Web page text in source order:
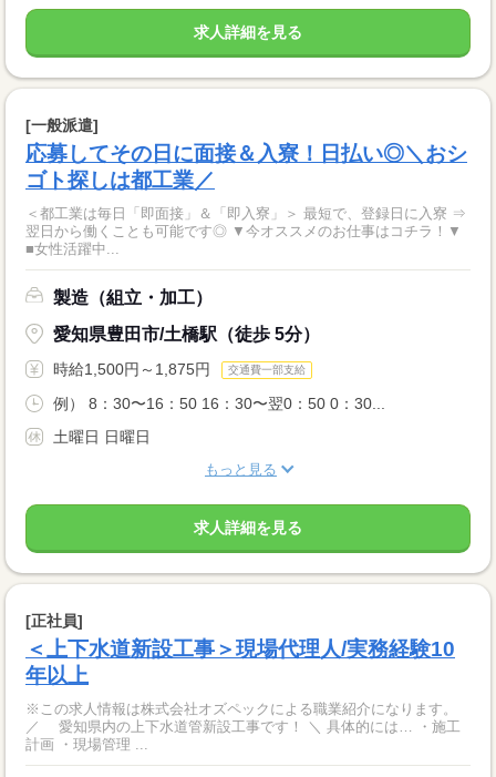
求人詳細を見る
[一般派遣]
応募してその日に面接＆入寮！日払い◎＼おシ
ゴト探しは都工業／
＜都工業は毎日「即面接」＆「即入寮」＞ 最短で、登録日に入寮 ⇒
翌日から働くことも可能です◎ ▼今オススメのお仕事はコチラ！▼
■女性活躍中...
製造（組立・加工）
愛知県豊田市/土橋駅（徒歩 5分）
時給1,500円～1,875円 交通費一部支給
例） 8：30〜16：50 16：30〜翌0：50 0：30...
土曜日 日曜日
もっと見る
求人詳細を見る
[正社員]
＜上下水道新設工事＞現場代理人/実務経験10
年以上
※この求人情報は株式会社オズペックによる職業紹介になります。
／ 愛知県内の上下水道管新設工事です！ ＼ 具体的には… ・施工
計画 ・現場管理 ...